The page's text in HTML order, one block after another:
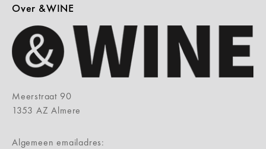
Over &WINE
Meerstraat 90
1353 AZ Almere
Algemeen emailadres: